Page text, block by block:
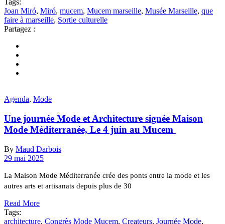
Tags:
Joan Miró, Miró, mucem, Mucem marseille, Musée Marseille, que
faire à marseille, Sortie culturelle
Partagez :
Agenda, Mode
Une journée Mode et Architecture signée Maison
Mode Méditerranée, Le 4 juin au Mucem
By Maud Darbois
29 mai 2025
La Maison Mode Méditerranée crée des ponts entre la mode et les
autres arts et artisanats depuis plus de 30
Read More
Tags:
architecture, Congrès Mode Mucem, Createurs, Journée Mode,